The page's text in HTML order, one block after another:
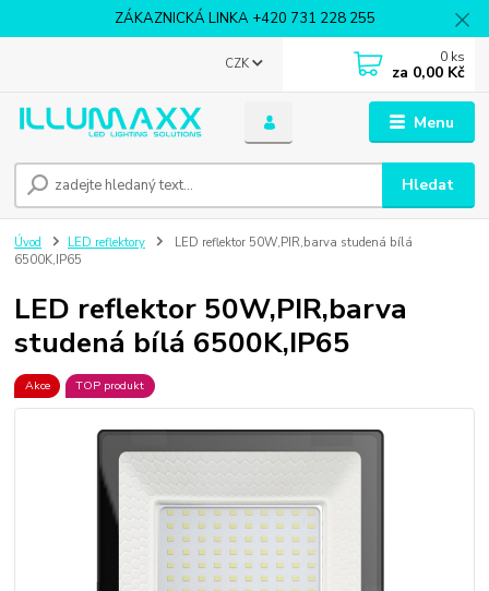
ZÁKAZNICKÁ LINKA +420 731 228 255
Menu
CZK
Hledat
0 ks
za 0,00 Kč
Úvod LED reflektory
LED reflektor 50W,PIR,barva studená bílá
6500K,IP65
LED reflektor 50W,PIR,barva
studená bílá 6500K,IP65
Akce TOP produkt